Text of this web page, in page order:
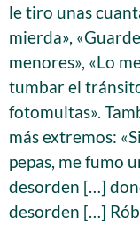
le tiro unas
mierda»,
menores», «Lo
tumbar el
fotomultas».
más extremos:
pepas, me fumo
desorden […]
desorden […]